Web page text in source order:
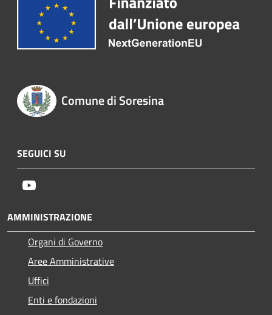
Comune di Soresina
SEGUICI SU
AMMINISTRAZIONE
Organi di Governo
Aree Amministrative
Uffici
Enti e fondazioni